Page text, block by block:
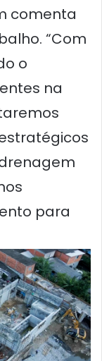
comenta
“Com
o
na
para